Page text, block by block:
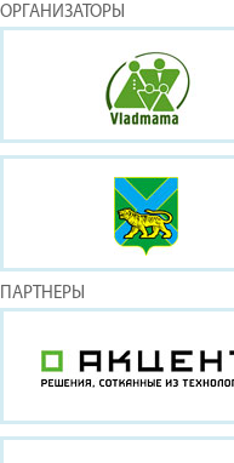
ОРГАНИЗАТОРЫ
ПАРТНЕРЫ